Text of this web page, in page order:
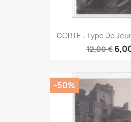
CORTE : Type De
12,00 €
-50%